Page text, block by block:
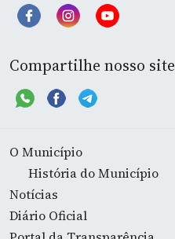
Compartilhe nosso site
O Município
História do Município
Notícias
Diário Oficial